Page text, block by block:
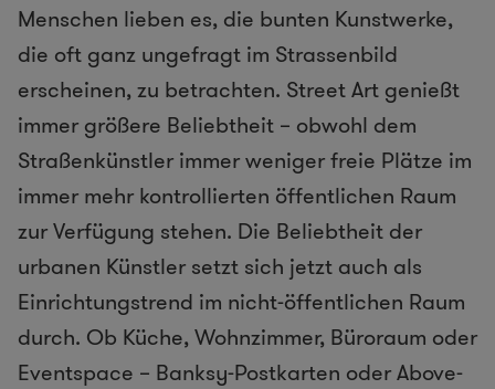
Menschen lieben es, die bunten Kunstwerke,
die oft ganz ungefragt im Strassenbild
erscheinen, zu betrachten. Street Art genießt
immer größere Beliebtheit – obwohl dem
Straßenkünstler immer weniger freie Plätze im
immer mehr kontrollierten öffentlichen Raum
zur Verfügung stehen. Die Beliebtheit der
urbanen Künstler setzt sich jetzt auch als
Einrichtungstrend im nicht-öffentlichen Raum
durch. Ob Küche, Wohnzimmer, Büroraum oder
Eventspace – Banksy-Postkarten oder Above-